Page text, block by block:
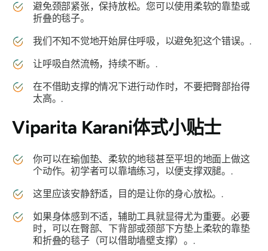
避免颈部紧张，保持放松。您可以使用柔软的靠垫或
折叠的毯子。
我们不知不觉地开始屏住呼吸，以避免犯这个错误。.
让呼吸自然流畅，持续不断。.
在不借助支撑的情况下进行动作时，不要把臀部抬得
太高。.
Viparita Karani体式小贴士
你可以在瑜伽垫、柔软的地毯甚至平坦的地面上做这
个动作。初学者可以靠墙练习，以便支撑双腿。.
这里应该安静舒适，目的是让你的身心放松。.
如果身体感到不适，辅助工具就显得尤为重要。必要
时，可以在臀部、下背部或颈部下方垫上柔软的靠垫
和折叠的毯子（可以借助墙壁支撑）。.